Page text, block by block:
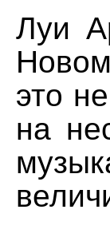
Луи
это
на